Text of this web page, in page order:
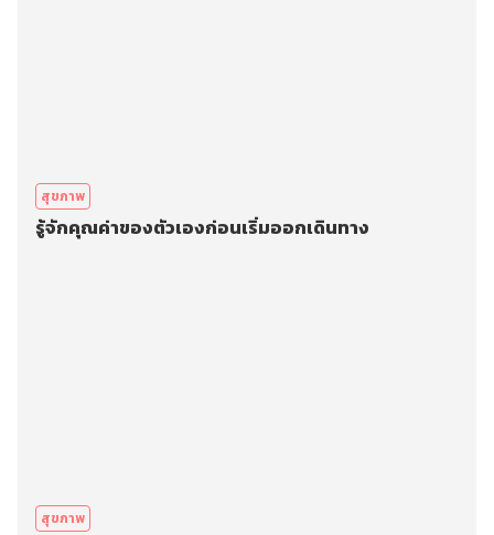
สุขภาพ
รู้จักคุณค่าของตัวเองก่อนเริ่มออกเดินทาง
สุขภาพ